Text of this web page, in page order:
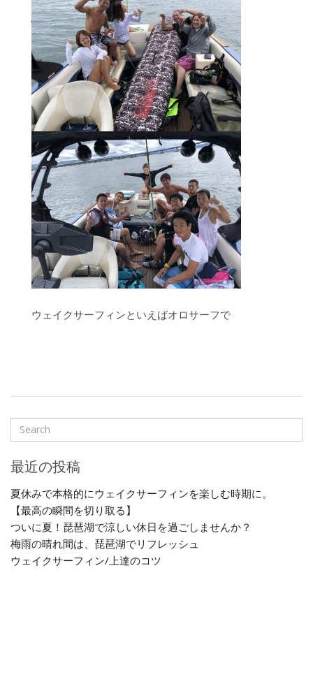
ウェイクサーフィンといえばオロサーフで
最近の投稿
夏休みで本格的にウェイクサーフィンを楽しむ時期に。
【最高の瞬間を切り取る】
ついに夏！琵琶湖で涼しい休日を過ごしませんか？
梅雨の晴れ間は、琵琶湖でリフレッシュ
ウェイクサーフィン/上達のコツ